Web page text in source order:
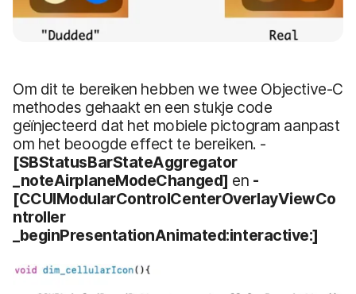
Om dit te bereiken hebben we twee Objective-C
methodes gehaakt en een stukje code
geïnjecteerd dat het mobiele pictogram aanpast
om het beoogde effect te bereiken. -
[SBStatusBarStateAggregator
_noteAirplaneModeChanged] en -
[CCUIModularControlCenterOverlayViewCo
ntroller
_beginPresentationAnimated:interactive:]